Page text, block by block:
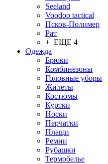
Seeland
Voodoo tactical
Псков-Полимер
Рат
+ ЕЩЕ 4
Одежда
Брюки
Комбинезоны
Головные уборы
Жилеты
Костюмы
Куртки
Носки
Перчатки
Плащи
Ремни
Рубашки
Термобелье